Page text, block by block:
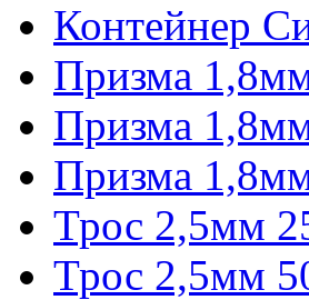
Контейнер
Призма
Призма
Призма
Трос 2,5мм
Трос 2,5мм